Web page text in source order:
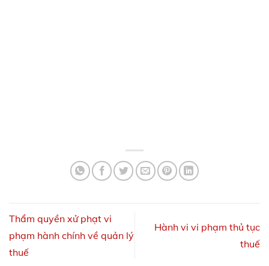
Thẩm quyền xử phạt vi
phạm hành chính về quản lý
thuế
Hành vi vi phạm thủ tục
thuế